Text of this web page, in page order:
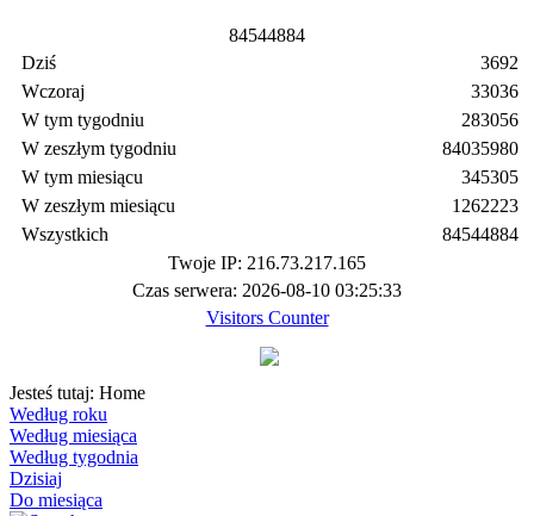
84544884
Dziś
Wczoraj
W tym tygodniu
W zeszłym tygodniu
W tym miesiącu
W zeszłym miesiącu
Wszystkich
3692
33036
283056
84035980
345305
1262223
84544884
Twoje IP: 216.73.217.165
Czas serwera: 2026-08-10 03:25:33
Visitors Counter
Jesteś tutaj: Home
Według roku
Według miesiąca
Według tygodnia
Dzisiaj
Do miesiąca